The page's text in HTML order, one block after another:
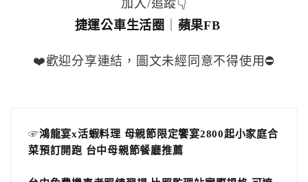
加入/追蹤👇
捷運公車生活圈
蘋果FB
❤️歡迎分享連結，圖文未經同意不得使用⛔️
☞鴻龍宴x活蝦料理 母親節限定饗宴2800起小家庭合
菜預訂開跑 台中母親節餐廳推薦